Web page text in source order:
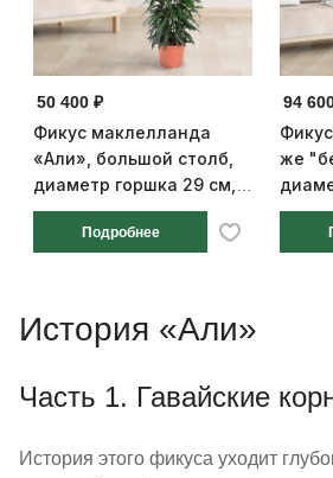
50 400 ₽
Фикус маклелланда
«Али», большой столб,
диаметр горшка 29 см,
высота 150 см
Подробнее
94
же
История «Али»
Часть 1. Гавайские
История этого фикуса уходит